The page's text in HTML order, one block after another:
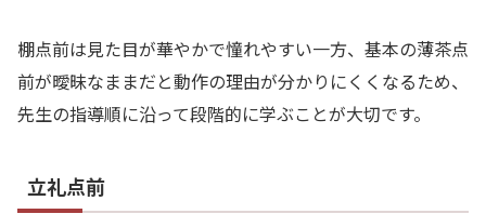
棚点前は見た目が華やかで憧れやすい一方、基本の薄茶点
前が曖昧なままだと動作の理由が分かりにくくなるため、
先生の指導順に沿って段階的に学ぶことが大切です。
立礼点前